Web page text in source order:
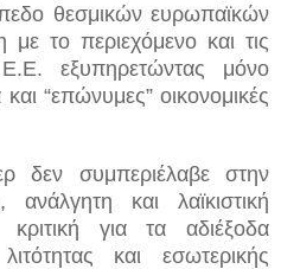
θεσμικών ευρωπαϊκών
το περιεχόμενο και τις
Ε.Ε. εξυπηρετώντας μόνο
“επώνυμες” οικονομικές
δεν συμπεριέλαβε στην
ανάλγητη και λαϊκιστική
για τα αδιέξοδα
και εσωτερικής